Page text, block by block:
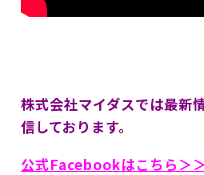
株式会社マイダスでは最新
信しております。
公式Facebookはこちら＞